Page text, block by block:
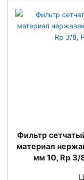
Фильтр
материал
мм 10, Rp 3/